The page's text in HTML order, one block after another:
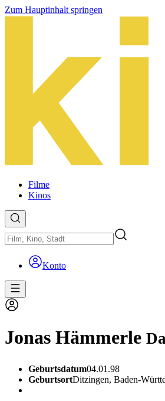
Zum Hauptinhalt springen
Filme
Kinos
Konto
Jonas Hämmerle
Geburtsdatum04.01.98
GeburtsortDitzingen, Baden-